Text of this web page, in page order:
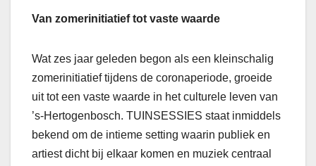
Van zomerinitiatief tot vaste waarde
Wat zes jaar geleden begon als een kleinschalig
zomerinitiatief tijdens de coronaperiode, groeide
uit tot een vaste waarde in het culturele leven van
’s-Hertogenbosch. TUINSESSIES staat inmiddels
bekend om de intieme setting waarin publiek en
artiest dicht bij elkaar komen en muziek centraal